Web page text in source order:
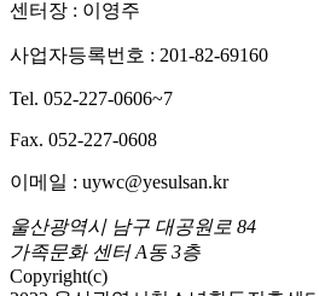
센터장 : 이영주
사업자등록번호 : 201-82-69160
Tel. 052-227-0606~7
Fax. 052-227-0608
이메일 : uywc@yesulsan.kr
울산광역시 남구 대공원로 84
가족문화 센터 A동 3층
Copyright(c)